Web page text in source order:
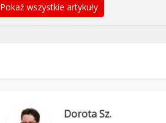
Pokaż wszystkie artykuły
Dorota Sz.